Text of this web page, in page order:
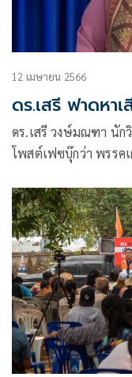
12 เมษายน 2566
ดร.เสรี ฟาดหา
ดร.เสรี วงษ์มณฑา นัก
โพสต์เฟซบุ๊กว่า พรรค